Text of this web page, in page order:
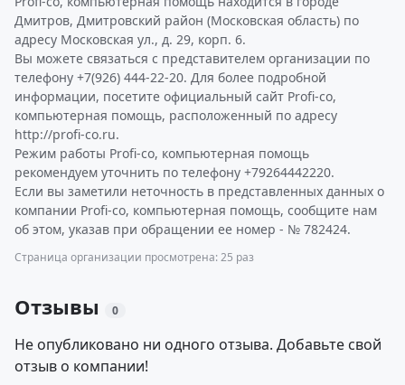
Дмитров, Дмитровский район (Московская область) по
адресу Московская ул., д. 29, корп. 6.
Вы можете связаться с представителем организации по
телефону +7(926) 444-22-20. Для более подробной
информации, посетите официальный сайт Profi-co,
компьютерная помощь, расположенный по адресу
http://profi-co.ru.
Режим работы Profi-co, компьютерная помощь
рекомендуем уточнить по телефону +79264442220.
Если вы заметили неточность в представленных данных о
компании Profi-co, компьютерная помощь, сообщите нам
об этом, указав при обращении ее номер - № 782424.
Страница организации просмотрена: 25 раз
Отзывы 0
Не опубликовано ни одного отзыва. Добавьте свой
отзыв о компании!